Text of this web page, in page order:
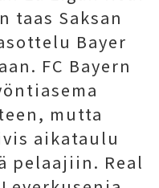
taas Saksan
Bayer
FC Bayern
mutta
aikataulu
pelaajiin. Real